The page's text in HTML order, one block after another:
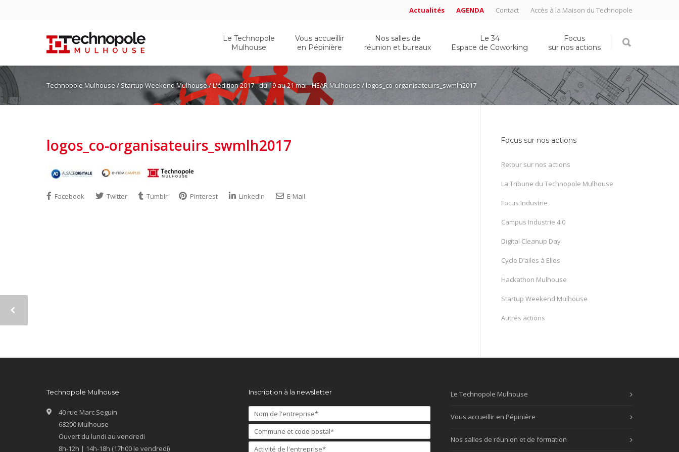
Actualités AGENDA Contact Accès à la Maison du Technopole
Le Technopole
Mulhouse
Vous accueillir
en Pépinière
Nos salles de
réunion et bureaux
Le 34
Espace de Coworking
Focus
sur nos actions
Technopole Mulhouse / Startup Weekend Mulhouse/L'édition 2017 - du 19 au 21 mai - HEAR Mulhouse / logos_co-organisateuirs_swmlh2017
logos_co-organisateuirs_swmlh2017
Facebook Twitter Tumblr Pinterest LinkedIn E-Mail
Focus sur nos actions
Retour sur nos actions
La Tribune du Technopole Mulhouse
Focus Industrie
Campus Industrie 4.0
Digital Cleanup Day
Cycle D’ailes à Elles
Hackathon Mulhouse
Startup Weekend Mulhouse
Autres actions
Technopole Mulhouse
40 rue Marc Seguin
68200 Mulhouse
Ouvert du lundi au vendredi
8h-12h | 14h-18h (17h00 le vendredi)
Inscription à la newsletter Le Technopole Mulhouse
Vous accueillir en Pépinière
Nos salles de réunion et de formation